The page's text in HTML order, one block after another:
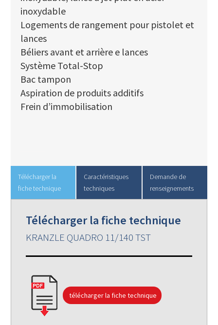
inoxydable
Logements de rangement pour pistolet et
lances
Béliers avant et arrière e lances
Système Total-Stop
Bac tampon
Aspiration de produits additifs
Frein d’immobilisation
Télécharger la
fiche technique
Caractéristiques
techniques
Demande de
renseignements
Télécharger la fiche technique
KRANZLE QUADRO 11/140 TST
télécharger la fiche technique